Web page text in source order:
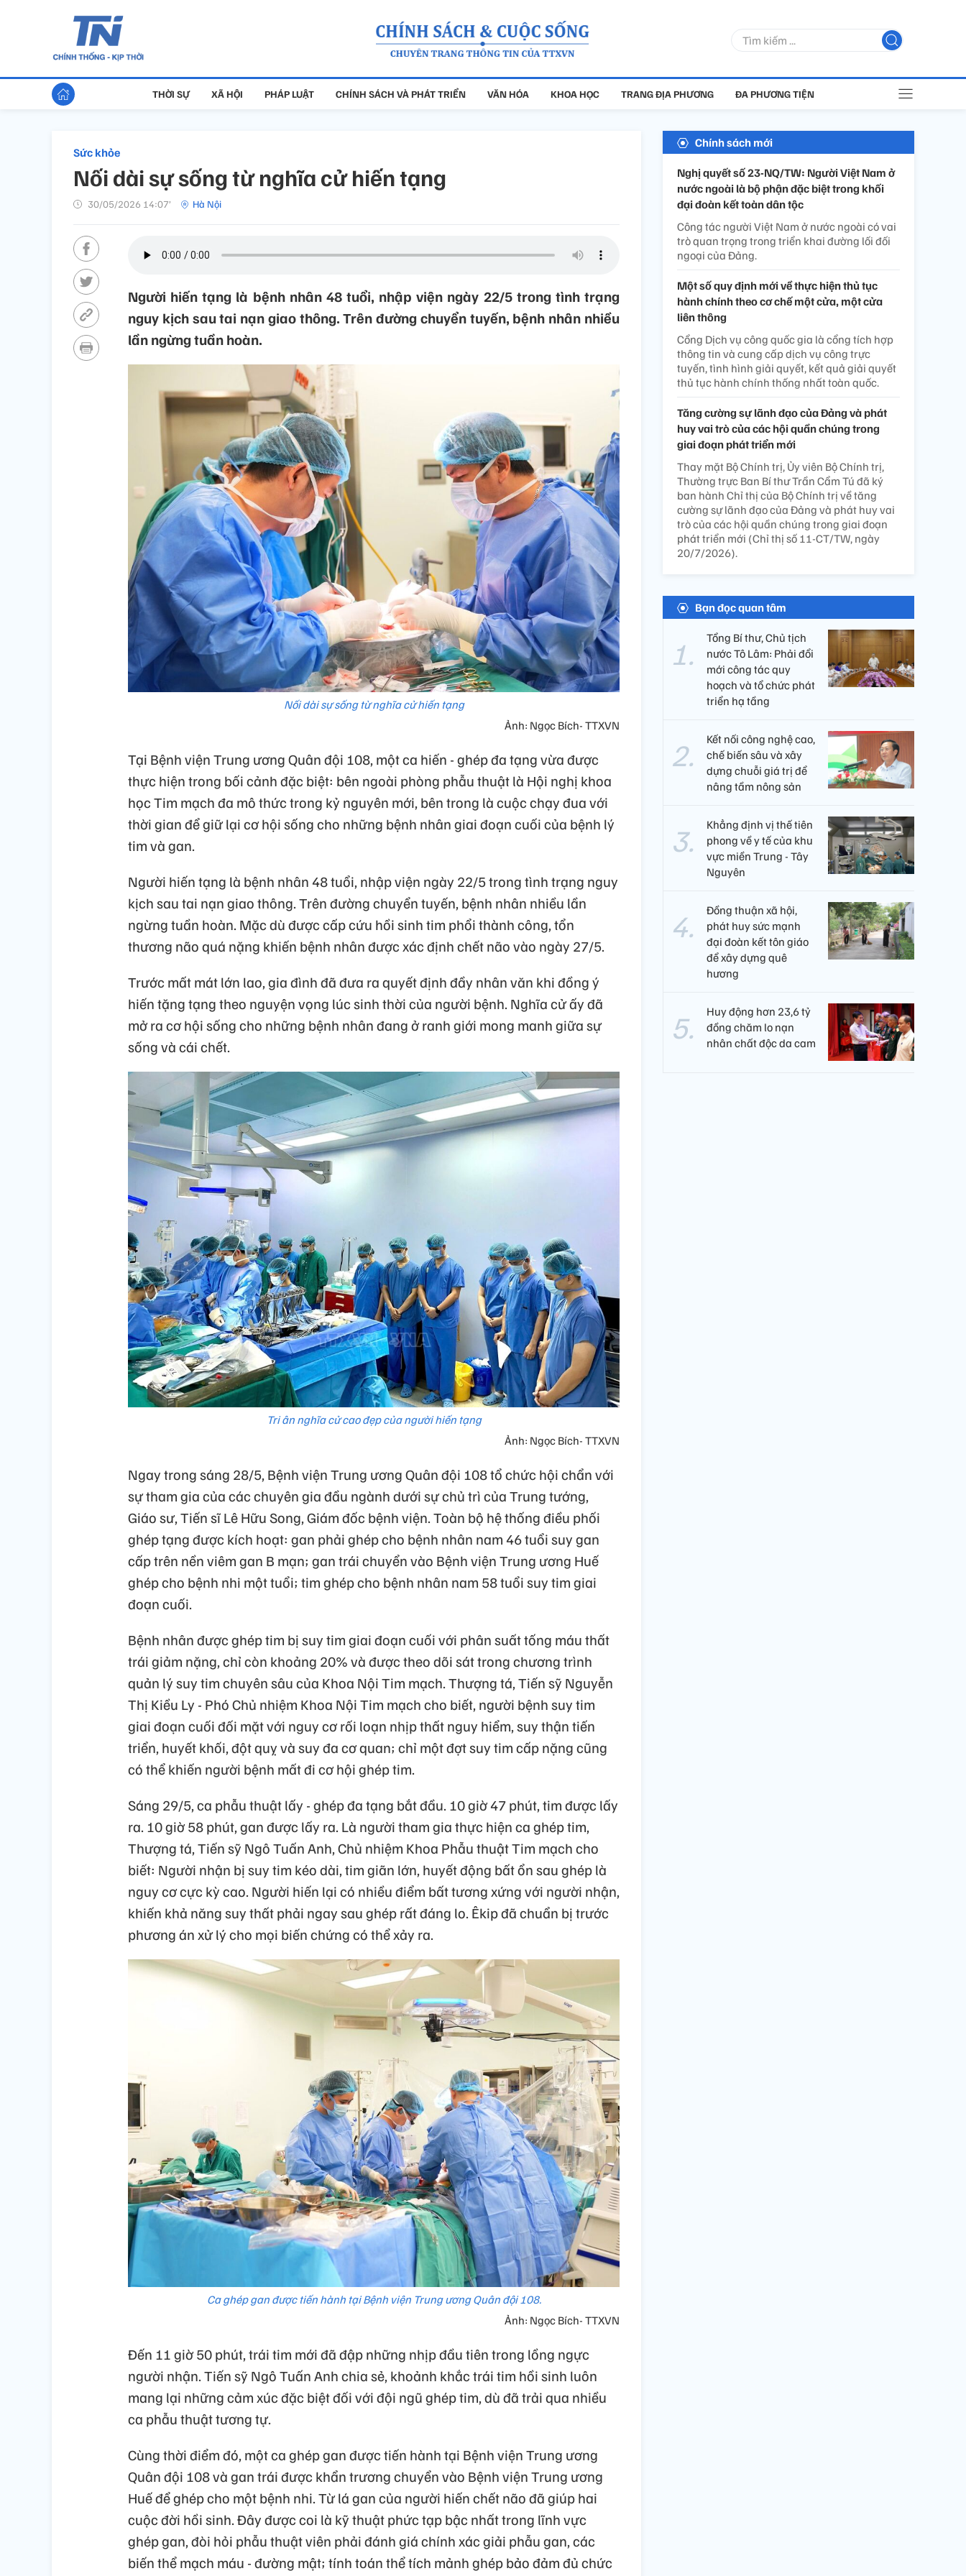
THỜI SỰ XÃ HỘI PHÁP LUẬT CHÍNH SÁCH VÀ PHÁT TRIỂN VĂN HÓA KHOA HỌC TRANG ĐỊA PHƯƠNG ĐA PHƯƠNG TIỆN
Sức khỏe
Nối dài sự sống từ nghĩa cử hiến tạng
30/05/2026 14:07’ Hà Nội
Người hiến tạng là bệnh nhân 48 tuổi, nhập viện ngày 22/5 trong tình trạng
nguy kịch sau tai nạn giao thông. Trên đường chuyển tuyến, bệnh nhân nhiều
lần ngừng tuần hoàn.
Nối dài sự sống từ nghĩa cử hiến tạng
Ảnh: Ngọc Bích- TTXVN
Tại Bệnh viện Trung ương Quân đội 108, một ca hiến - ghép đa tạng vừa được
thực hiện trong bối cảnh đặc biệt: bên ngoài phòng phẫu thuật là Hội nghị khoa
học Tim mạch đa mô thức trong kỷ nguyên mới, bên trong là cuộc chạy đua với
thời gian để giữ lại cơ hội sống cho những bệnh nhân giai đoạn cuối của bệnh lý
tim và gan.
Người hiến tạng là bệnh nhân 48 tuổi, nhập viện ngày 22/5 trong tình trạng nguy
kịch sau tai nạn giao thông. Trên đường chuyển tuyến, bệnh nhân nhiều lần
ngừng tuần hoàn. Mặc dù được cấp cứu hồi sinh tim phổi thành công, tổn
thương não quá nặng khiến bệnh nhân được xác định chết não vào ngày 27/5.
Trước mất mát lớn lao, gia đình đã đưa ra quyết định đầy nhân văn khi đồng ý
hiến tặng tạng theo nguyện vọng lúc sinh thời của người bệnh. Nghĩa cử ấy đã
mở ra cơ hội sống cho những bệnh nhân đang ở ranh giới mong manh giữa sự
sống và cái chết.
Tri ân nghĩa cử cao đẹp của người hiến tạng
Ảnh: Ngọc Bích- TTXVN
Ngay trong sáng 28/5, Bệnh viện Trung ương Quân đội 108 tổ chức hội chẩn với
sự tham gia của các chuyên gia đầu ngành dưới sự chủ trì của Trung tướng,
Giáo sư, Tiến sĩ Lê Hữu Song, Giám đốc bệnh viện. Toàn bộ hệ thống điều phối
ghép tạng được kích hoạt: gan phải ghép cho bệnh nhân nam 46 tuổi suy gan
cấp trên nền viêm gan B mạn; gan trái chuyển vào Bệnh viện Trung ương Huế
ghép cho bệnh nhi một tuổi; tim ghép cho bệnh nhân nam 58 tuổi suy tim giai
đoạn cuối.
Bệnh nhân được ghép tim bị suy tim giai đoạn cuối với phân suất tống máu thất
trái giảm nặng, chỉ còn khoảng 20% và được theo dõi sát trong chương trình
quản lý suy tim chuyên sâu của Khoa Nội Tim mạch. Thượng tá, Tiến sỹ Nguyễn
Thị Kiều Ly - Phó Chủ nhiệm Khoa Nội Tim mạch cho biết, người bệnh suy tim
giai đoạn cuối đối mặt với nguy cơ rối loạn nhịp thất nguy hiểm, suy thận tiến
triển, huyết khối, đột quỵ và suy đa cơ quan; chỉ một đợt suy tim cấp nặng cũng
có thể khiến người bệnh mất đi cơ hội ghép tim.
Sáng 29/5, ca phẫu thuật lấy - ghép đa tạng bắt đầu. 10 giờ 47 phút, tim được lấy
ra. 10 giờ 58 phút, gan được lấy ra. Là người tham gia thực hiện ca ghép tim,
Thượng tá, Tiến sỹ Ngô Tuấn Anh, Chủ nhiệm Khoa Phẫu thuật Tim mạch cho
biết: Người nhận bị suy tim kéo dài, tim giãn lớn, huyết động bất ổn sau ghép là
nguy cơ cực kỳ cao. Người hiến lại có nhiều điểm bất tương xứng với người nhận,
khiến khả năng suy thất phải ngay sau ghép rất đáng lo. Êkip đã chuẩn bị trước
phương án xử lý cho mọi biến chứng có thể xảy ra.
Ca ghép gan được tiến hành tại Bệnh viện Trung ương Quân đội 108.
Ảnh: Ngọc Bích- TTXVN
Đến 11 giờ 50 phút, trái tim mới đã đập những nhịp đầu tiên trong lồng ngực
người nhận. Tiến sỹ Ngô Tuấn Anh chia sẻ, khoảnh khắc trái tim hồi sinh luôn
mang lại những cảm xúc đặc biệt đối với đội ngũ ghép tim, dù đã trải qua nhiều
ca phẫu thuật tương tự.
Cùng thời điểm đó, một ca ghép gan được tiến hành tại Bệnh viện Trung ương
Quân đội 108 và gan trái được khẩn trương chuyển vào Bệnh viện Trung ương
Huế để ghép cho một bệnh nhi. Từ lá gan của người hiến chết não đã giúp hai
cuộc đời hồi sinh. Đây được coi là kỹ thuật phức tạp bậc nhất trong lĩnh vực
ghép gan, đòi hỏi phẫu thuật viên phải đánh giá chính xác giải phẫu gan, các
biến thể mạch máu - đường mật; tính toán thể tích mảnh ghép bảo đảm đủ chức
Chính sách mới
Nghị quyết số 23-NQ/TW: Người Việt Nam ở
nước ngoài là bộ phận đặc biệt trong khối
đại đoàn kết toàn dân tộc
Công tác người Việt Nam ở nước ngoài có vai
trò quan trọng trong triển khai đường lối đối
ngoại của Đảng.
Một số quy định mới về thực hiện thủ tục
hành chính theo cơ chế một cửa, một cửa
liên thông
Cổng Dịch vụ công quốc gia là cổng tích hợp
thông tin và cung cấp dịch vụ công trực
tuyến, tình hình giải quyết, kết quả giải quyết
thủ tục hành chính thống nhất toàn quốc.
Tăng cường sự lãnh đạo của Đảng và phát
huy vai trò của các hội quần chúng trong
giai đoạn phát triển mới
Thay mặt Bộ Chính trị, Ủy viên Bộ Chính trị,
Thường trực Ban Bí thư Trần Cẩm Tú đã ký
ban hành Chỉ thị của Bộ Chính trị về tăng
cường sự lãnh đạo của Đảng và phát huy vai
trò của các hội quần chúng trong giai đoạn
phát triển mới (Chỉ thị số 11-CT/TW, ngày
20/7/2026).
Bạn đọc quan tâm
Tổng Bí thư, Chủ tịch
nước Tô Lâm: Phải đổi
mới công tác quy
hoạch và tổ chức phát
triển hạ tầng
Kết nối công nghệ cao,
chế biến sâu và xây
dựng chuỗi giá trị để
nâng tầm nông sản
Khẳng định vị thế tiên
phong về y tế của khu
vực miền Trung - Tây
Nguyên ​
Đồng thuận xã hội,
phát huy sức mạnh
đại đoàn kết tôn giáo
để xây dựng quê
hương
Huy động hơn 23,6 tỷ
đồng chăm lo nạn
nhân chất độc da cam